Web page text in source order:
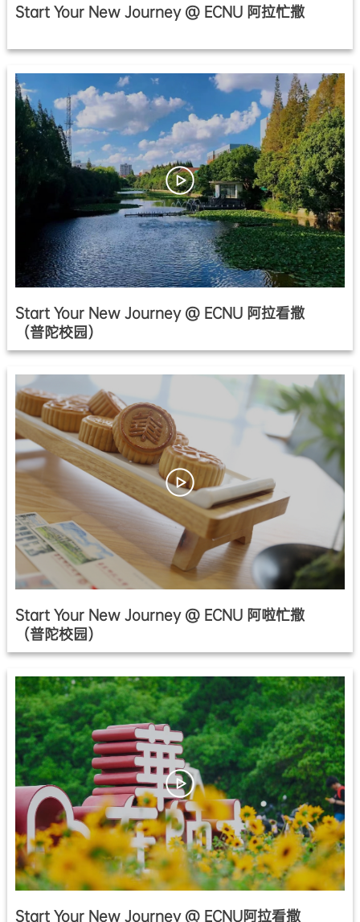
Start Your New Journey @ ECNU 阿拉忙撒
Start Your New Journey @ ECNU 阿拉看撒
（普陀校园）
Start Your New Journey @ ECNU 阿啦忙撒
（普陀校园）
Start Your New Journey @ ECNU阿拉看撒